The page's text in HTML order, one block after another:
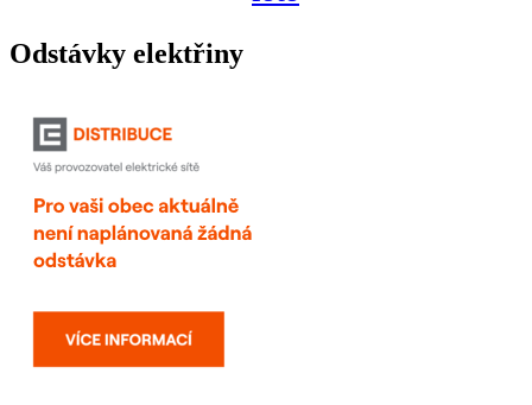
Odstávky elektřiny